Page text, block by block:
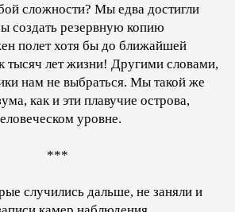
сложности? Мы едва достигли
создать резервную копию
полет хотя бы до ближайшей
тысяч лет жизни! Другими словами,
нам не выбраться. Мы такой же
как и эти плавучие острова,
уровне.
***
случились дальше, не заняли и